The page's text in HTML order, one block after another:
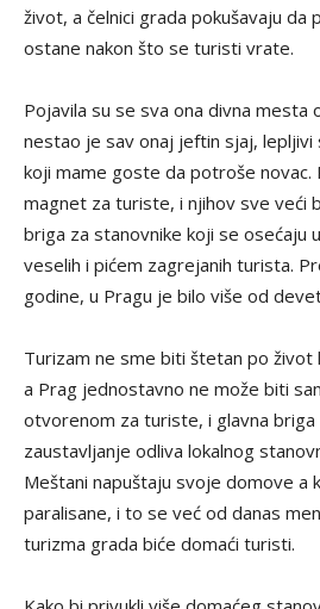
život, a čelnici grada pokušavaju da
ostane nakon što se turisti vrate.
Pojavila su se sva ona divna mesta
nestao je sav onaj jeftin sjaj, lepljivi
koji mame goste da potroše novac.
magnet za turiste, i njihov sve veći
briga za stanovnike koji se osećaju
veselih i pićem zagrejanih turista.
godine, u Pragu je bilo više od
Turizam ne sme biti štetan po život
a Prag jednostavno ne može biti
otvorenom za turiste, i glavna
zaustavljanje odliva lokalnog
Meštani napuštaju svoje domove a
paralisane, i to se već od danas
turizma grada biće domaći turisti.